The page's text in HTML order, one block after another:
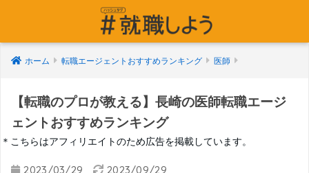
ホーム 転職エージェントおすすめランキング 医師
【転職のプロが教える】長崎の医師転職エージ
ェントおすすめランキング
＊こちらはアフィリエイトのため広告を掲載しています。
2023/03/29 2023/09/29